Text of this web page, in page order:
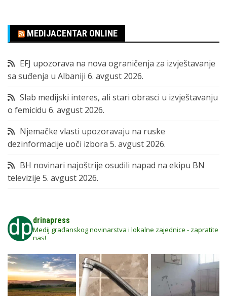
MEDIJACENTAR ONLINE
EFJ upozorava na nova ograničenja za izvještavanje
sa suđenja u Albaniji 6. avgust 2026.
Slab medijski interes, ali stari obrasci u izvještavanju
o femicidu 6. avgust 2026.
Njemačke vlasti upozoravaju na ruske
dezinformacije uoči izbora 5. avgust 2026.
BH novinari najoštrije osudili napad na ekipu BN
televizije 5. avgust 2026.
drinapress
Medij građanskog novinarstva i lokalne zajednice - zapratite
nas!